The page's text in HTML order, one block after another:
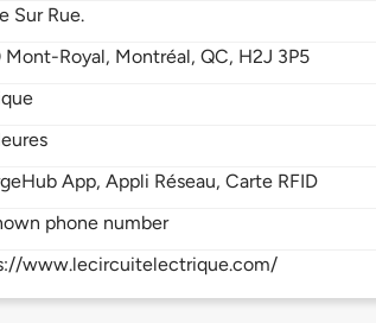
Sur Rue.
Mont-Royal, Montréal,QC, H2J 3P5
App, Appli Réseau, Carte RFID
phone number
www.lecircuitelectrique.com/